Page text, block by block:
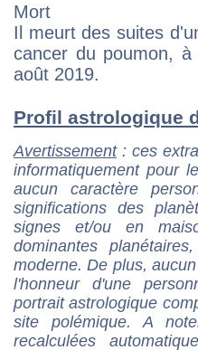
Mort
Il meurt des suites
cancer du poumon,
août 2019.
Profil astrologique
Avertissement: ces
informatiquement pour
aucun caractère
significations des
signes et/ou en
dominantes
moderne. De plus,
l'honneur d'une
portrait astrologique
site polémique. A
recalculées